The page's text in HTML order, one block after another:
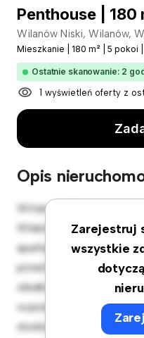
Wilanów Niski, Wilanów,
Mieszkanie 180 m² 5 pokoi
Ostatnie skanowanie: 2
1 wyświetleń oferty z
Opis
Zarejestruj
wszystkie
Witamy w Twojej nowej
Wilanów, Warszawa,
apartament z 5
przestrzeń do
idealnie nadaje się do
wyposażona w
doskonałej lokalizacji